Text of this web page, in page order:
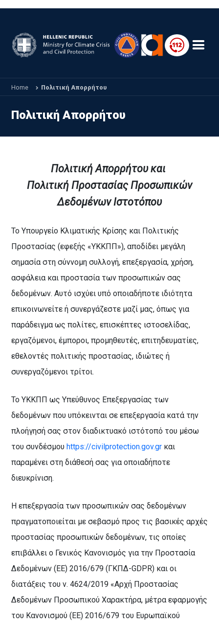
Home Πολιτική Απορρήτου
Πολιτική Απορρήτου
Πολιτική Απορρήτου και
Πολιτική Προστασίας Προσωπικών
ΔεδομένωνΙστοτόπου
Το Υπουργείο Κλιματικής Κρίσης και Πολιτικής
Προστασίας (εφεξής «ΥΚΚΠΠ»), αποδίδει μεγάλη
σημασία στη σύννομη συλλογή, επεξεργασία, χρήση,
ασφάλεια και προστασία των προσωπικών σας
δεδομένων. Αυτό ισχύει υπό οποιαδήποτε ιδιότητα
επικοινωνείτε ή συνεργάζεστε μαζί μας, όπως για
παράδειγμα ως πολίτες, επισκέπτες ιστοσελίδας,
εργαζόμενοι, έμποροι, προμηθευτές, επιτηδευματίες,
εθελοντές πολιτικής προστασίας, ιδιώτες ή
συνεργαζόμενοι τρίτοι.
Το ΥΚΚΠΠ ως Υπεύθυνος Επεξεργασίας των
δεδομένων που υπόκεινται σε επεξεργασία κατά την
πλοήγησή σας στον διαδικτυακό ιστότοπό του μέσω
του συνδέσμου https://civilprotection.gov.grκαι
παραμένει στη διάθεσή σας για οποιαδήποτε
διευκρίνιση.
Η επεξεργασία των προσωπικών σας δεδομένων
πραγματοποιείται με σεβασμό προς τις βασικές αρχές
προστασίας προσωπικών δεδομένων, τις οποίες
επιβάλλει ο Γενικός Κανονισμός για την Προστασία
Δεδομένων (ΕΕ) 2016/679 (ΓΚΠΔ-GDPR) και οι
διατάξεις του ν. 4624/2019 «Αρχή Προστασίας
Δεδομένων Προσωπικού Χαρακτήρα, μέτρα εφαρμογής
του Κανονισμού (ΕΕ) 2016/679 του Ευρωπαϊκού